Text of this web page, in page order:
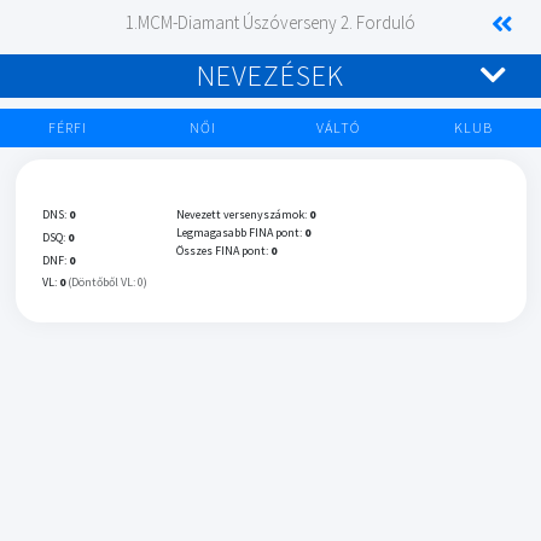
1.MCM-Diamant Úszóverseny 2. Forduló
NEVEZÉSEK
FÉRFI NŐI VÁLTÓ KLUB
DNS: 0
DSQ: 0
DNF: 0
VL: 0 (Döntőből VL: 0)
Nevezett versenyszámok: 0
Legmagasabb FINA pont: 0
Összes FINA pont: 0